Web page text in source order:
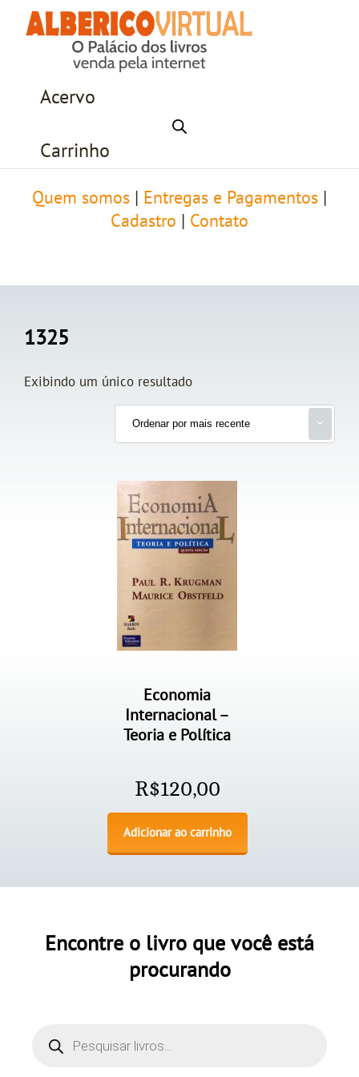
Acervo
Carrinho
Quem somos Entregas e Pagamentos
Cadastro
Contato
1325
Exibindo um único resultado
Economia
Internacional –
Teoria e Política
R$120,00
Adicionar ao carrinho
Encontre o livro que você está
procurando